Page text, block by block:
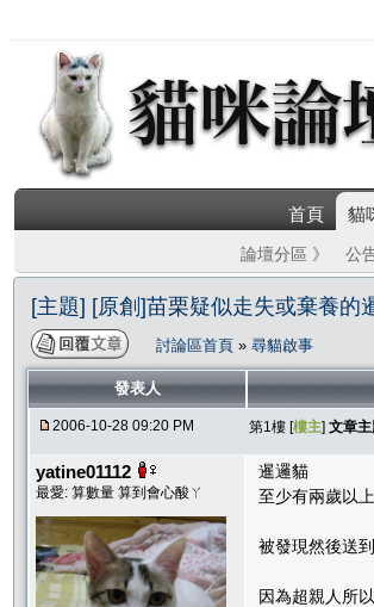
首頁 貓
論壇分區 》 公
[主題] [原創]苗栗疑似走失或棄養的
討論區首頁 » 尋貓啟事
發表人
2006-10-28 09:20 PM 第1樓 [樓主] 文章主
yatine01112
最愛: 算數量 算到會心酸ㄚ
暹邏貓
至少有兩歲以上
被發現然後送
因為超親人所